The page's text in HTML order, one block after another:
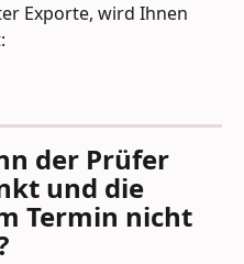
Exporte, wird Ihnen
der Prüfer
und die
Termin nicht